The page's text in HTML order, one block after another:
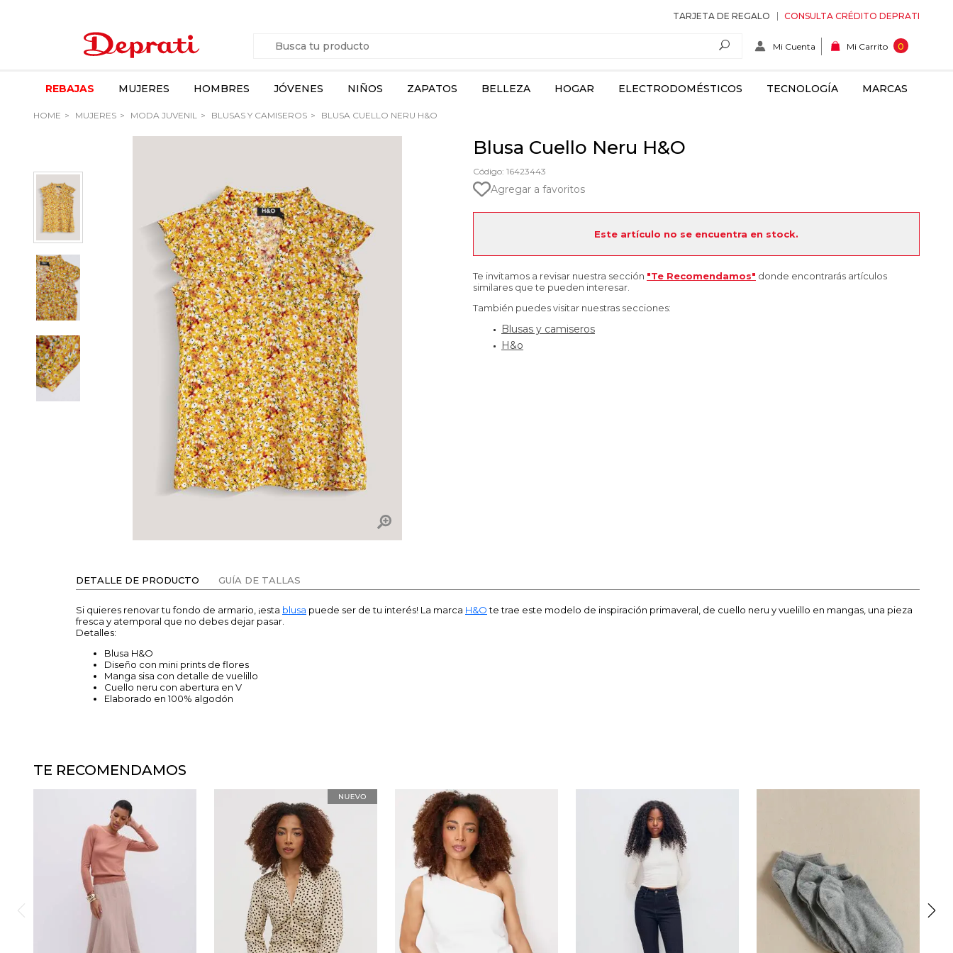
TARJETA DE REGALO CONSULTA CRÉDITO DEPRATI
Mi Cuenta Mi Carrito 0
REBAJAS MUJERES HOMBRES JÓVENES NIÑOS ZAPATOS BELLEZA HOGAR ELECTRODOMÉSTICOS TECNOLOGÍA MARCAS
HOME MUJERES MODA JUVENIL BLUSAS Y CAMISEROS BLUSA CUELLO NERU H&O
Blusa Cuello Neru H&O
Código: 16423443
Agregar a favoritos
Este artículo no se encuentra en stock.
Te invitamos a revisar nuestra sección "Te Recomendamos" donde encontrarás artículos
similares que te pueden interesar.
También puedes visitar nuestras secciones:
Blusas y camiseros
H&o
DETALLE DE PRODUCTO GUÍA DE TALLAS
Si quieres renovar tu fondo de armario, ¡esta blusa puede ser de tu interés! La marca H&Ote trae este modelo de inspiración primaveral, de cuello neru y vuelillo en mangas, una pieza
fresca y atemporal que no debes dejar pasar.
Detalles:
Blusa H&O
Diseño con mini prints de flores
Manga sisa con detalle de vuelillo
Cuello neru con abertura en V
Elaborado en 100% algodón
TE RECOMENDAMOS